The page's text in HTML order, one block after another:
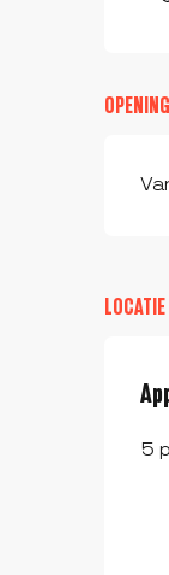
LOCATIE
5